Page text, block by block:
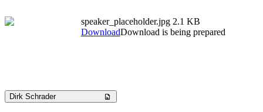
speaker_placeholder.jpg 2.1 KB
DownloadDownload is being prepared
Dirk Schrader